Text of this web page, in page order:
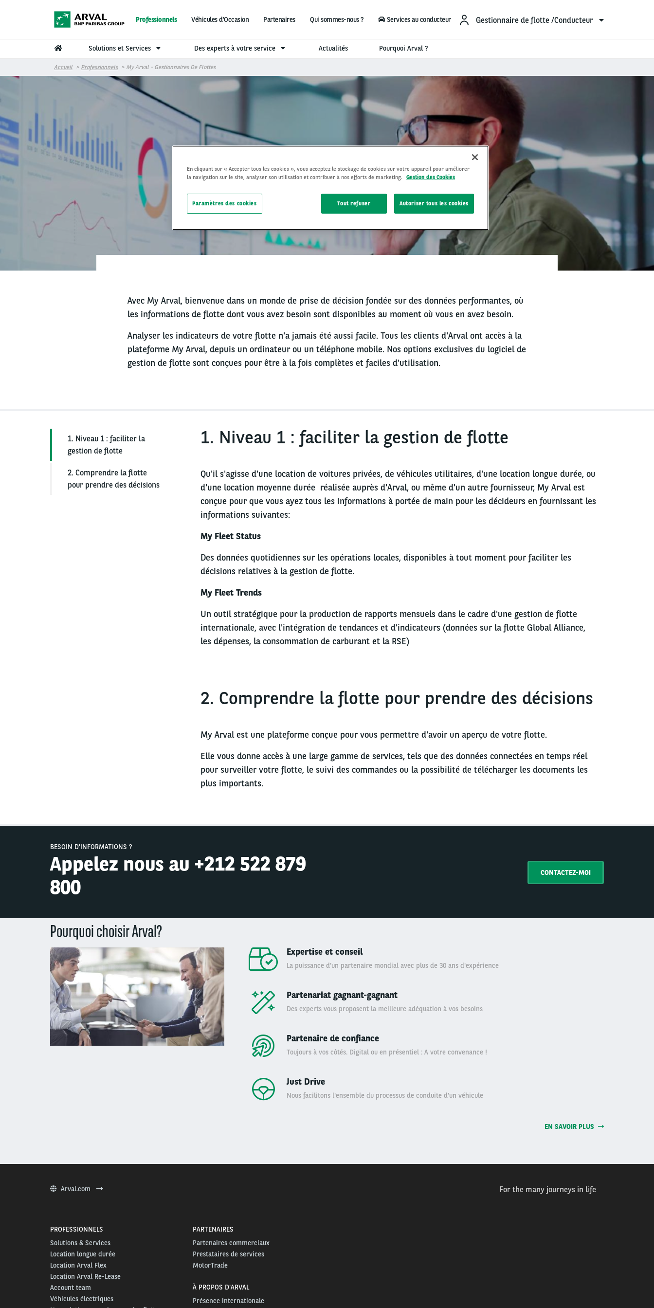
Professionnels Véhicules d'Occasion Partenaires Qui sommes-nous ? Services au conducteur Gestionnaire de flotte /Conducteur
Solutions et Services Des experts à votre service Actualités Pourquoi Arval ?
Accueil Professionnels My Arval - Gestionnaires De Flottes
My Arval - Gestionnaires de flottes
Avec My Arval, bienvenue dans un monde de prise de décision fondée sur des données performantes, où
les informations de flotte dont vous avez besoin sont disponibles au moment où vous en avez besoin.
Analyser les indicateurs de votre flotte n'a jamais été aussi facile. Tous les clients d'Arval ont accès à la
plateforme My Arval, depuis un ordinateur ou un téléphone mobile. Nos options exclusives du logiciel de
gestion de flotte sont conçues pour être à la fois complètes et faciles d'utilisation.
1. Niveau 1 : faciliter la
gestion de flotte
2. Comprendre la flotte
pour prendre des décisions
1. Niveau 1 : faciliter la gestion de flotte
Qu'il s'agisse d'une location de voitures privées, de véhicules utilitaires, d'une location longue durée, ou
d'une location moyenne durée réalisée auprès d'Arval, ou même d'un autre fournisseur, My Arval est
conçue pour que vous ayez tous les informations à portée de main pour les décideurs en fournissant les
informations suivantes:
My Fleet Status
Des données quotidiennes sur les opérations locales, disponibles à tout moment pour faciliter les
décisions relatives à la gestion de flotte.
My Fleet Trends
Un outil stratégique pour la production de rapports mensuels dans le cadre d'une gestion de flotte
internationale, avec l'intégration de tendances et d'indicateurs (données sur la flotte Global Alliance,
les dépenses, la consommation de carburant et la RSE)
2. Comprendre la flotte pour prendre des décisions
My Arval est une plateforme conçue pour vous permettre d'avoir un aperçu de votre flotte.
Elle vous donne accès à une large gamme de services, tels que des données connectées en temps réel
pour surveiller votre flotte, le suivi des commandes ou la possibilité de télécharger les documents les
plus importants.
BESOIN D'INFORMATIONS ?
Appelez nous au +212 522 879
800
CONTACTEZ-MOI
Pourquoi choisir Arval?
Expertise et conseil
La puissance d'un partenaire mondial avec plus de 30 ans d'expérience
Partenariat gagnant-gagnant
Des experts vous proposent la meilleure adéquation à vos besoins
Partenaire de confiance
Toujours à vos côtés. Digital ou en présentiel : A votre convenance !
Just Drive
Nous facilitons l'ensemble du processus de conduite d'un véhicule
EN SAVOIR PLUS
Arval.com For the many journeys in life
PROFESSIONNELS
Solutions & Services
Location longue durée
Location Arval Flex
Location Arval Re-Lease
Account team
Véhicules électriques
PARTENAIRES
Partenaires commerciaux
Prestataires de services
MotorTrade
À PROPOS D'ARVAL
Présence internationale
En cliquant sur « Accepter tous les cookies », vous acceptez le stockage de cookies sur votre appareil pour améliorer
la navigation sur le site, analyser son utilisation et contribuer à nos efforts de marketing.
Gestion des Cookies
Tout refuser Autoriser tous les cookies
Paramètres des cookies